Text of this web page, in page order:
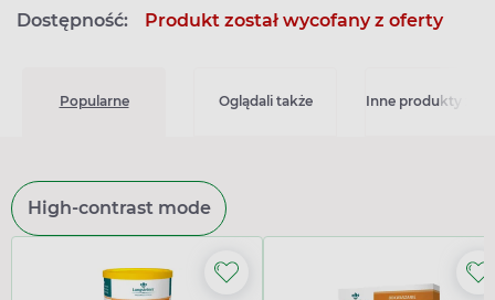
Dostępność: Produkt został wycofany z oferty
Popularne Oglądali także Inne produkty z
High-contrast mode